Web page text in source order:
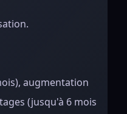
augmentation
(jusqu'à 6 mois